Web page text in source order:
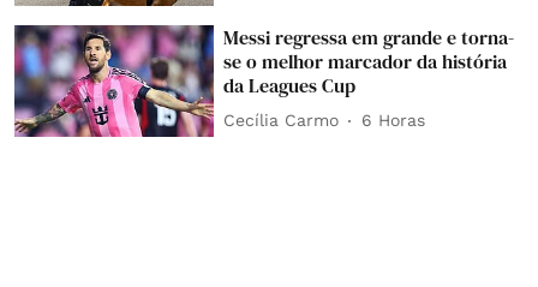
Messi regressa em grande e torna-
se o melhor marcador da história
da Leagues Cup
Cecília Carmo 6 Horas